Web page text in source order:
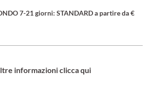
7-21 giorni: STANDARD a partire da €
informazioni clicca qui